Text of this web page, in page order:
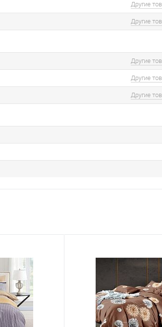
Другие
Другие
Другие
Другие
Другие